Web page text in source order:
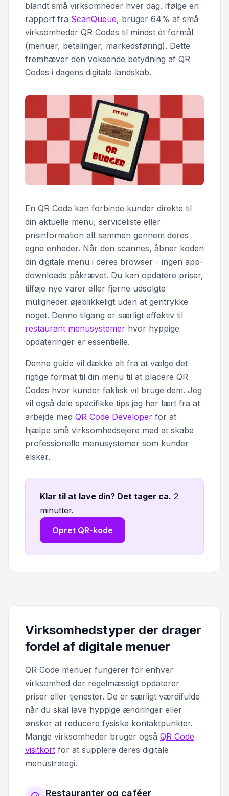
blandt små virksomheder hver dag. Ifølge en
rapport fra ScanQueue, bruger 64% af små
virksomheder QR Codes til mindst ét formål
(menuer, betalinger, markedsføring). Dette
fremhæver den voksende betydning af QR
Codes i dagens digitale landskab.
En QR Code kan forbinde kunder direkte til
din aktuelle menu, serviceliste eller
prisinformation alt sammen gennem deres
egne enheder. Når den scannes, åbner koden
din digitale menu i deres browser - ingen app-
downloads påkrævet. Du kan opdatere priser,
tilføje nye varer eller fjerne udsolgte
muligheder øjeblikkeligt uden at gentrykke
noget. Denne tilgang er særligt effektiv til
restaurant menusystemer hvor hyppige
opdateringer er essentielle.
Denne guide vil dække alt fra at vælge det
rigtige format til din menu til at placere QR
Codes hvor kunder faktisk vil bruge dem. Jeg
vil også dele specifikke tips jeg har lært fra at
arbejde med QR Code Developer for at
hjælpe små virksomhedsejere med at skabe
professionelle menusystemer som kunder
elsker.
Klar til at lave din? Det tager ca. 2
minutter.
Opret QR-kode
Virksomhedstyper der drager
fordel af digitale menuer
QR Code menuer fungerer for enhver
virksomhed der regelmæssigt opdaterer
priser eller tjenester. De er særligt værdifulde
når du skal lave hyppige ændringer eller
ønsker at reducere fysiske kontaktpunkter.
Mange virksomheder bruger også QR Code
visitkort for at supplere deres digitale
menustrategi.
Restauranter og caféer